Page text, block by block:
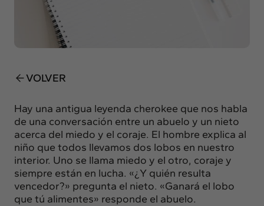
Insights
Actualidad
Intercambio
VOLVER
Hay una antigua leyenda cherokee que nos habla
de una conversación entre un abuelo y un nieto
acerca del miedo y el coraje. El hombre explica al
niño que todos llevamos dos lobos en nuestro
interior. Uno se llama miedo y el otro, coraje y
siempre están en lucha. «¿Y quién resulta
vencedor?» pregunta el nieto. «Ganará el lobo
que tú alimentes» responde el abuelo.